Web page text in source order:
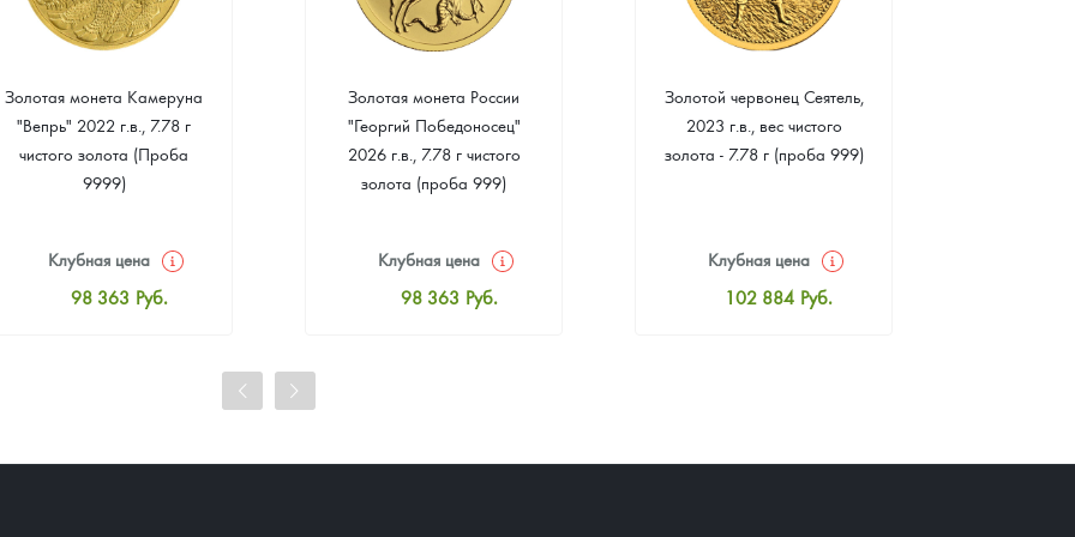
Золотая монета Камеруна
"Вепрь" 2022 г.в., 7.78 г
чистого золота (Проба
9999)
Клубная цена
98 363 Руб.
Золотая монета России
"Георгий Победоносец"
2026 г.в., 7.78 г чистого
золота (проба 999)
Клубная цена
98 363 Руб.
Золотой червонец Сеятель,
2023 г.в., вес чистого
золота - 7.78 г (проба 999)
Клубная цена
102 884 Руб.